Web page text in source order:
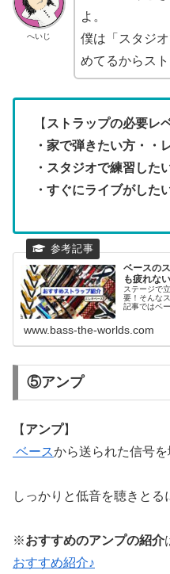
へいじ
よ。
僕は「スタジ
めてるからス
【 ストラップの必要レ
・家で弾きたい方・・
・スタジオで練習した
・すぐにライブがした
ベースの
も疲れな
ステージで
要！そんな
記事ではベ
www.bass-the-worlds.com
⑤アンプ
【 アンプ】
ベースから送られた信号を
しっかりと低音を聴きとる
※おすすめのアンプの紹介
おすすめ紹介♪